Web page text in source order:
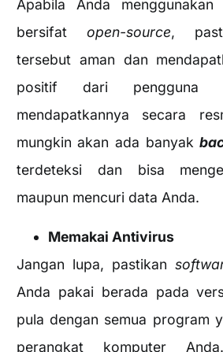
Apabila Anda
bersifat open-source,
tersebut aman dan
positif dari pengguna
mendapatkannya secara
mungkin akan ada banyak
terdeteksi dan bisa
maupun mencuri data Anda.
Memakai Antivirus
Jangan lupa, pastikan
Anda pakai berada pada
pula dengan semua program
perangkat komputer